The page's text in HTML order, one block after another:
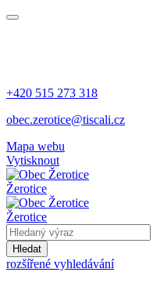
+420 515 273 318
obec.zerotice@tiscali.cz
Mapa webu
Vytisknout
Žerotice
Žerotice
Hledat
rozšířené vyhledávání